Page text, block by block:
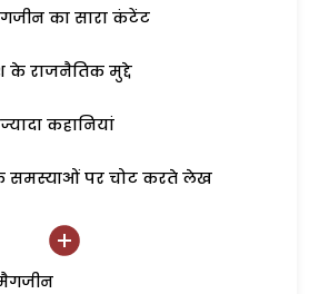
का सारा कंटेंट
के राजनैतिक मुद्दे
कहानियां
समस्याओं पर चोट करते लेख
मैगजीन